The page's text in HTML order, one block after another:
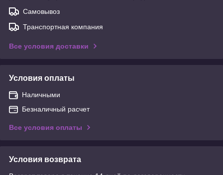
Самовывоз
Транспортная компания
Все условия доставки
Условия оплаты
Наличными
Безналичный расчет
Все условия оплаты
Условия возврата